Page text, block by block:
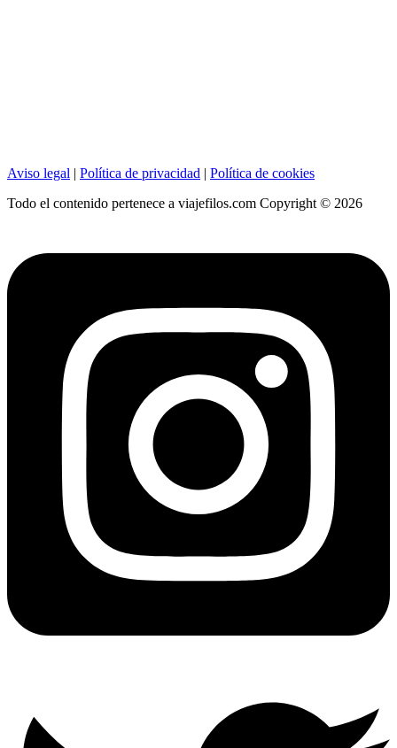
Aviso legal Política de privacidad
Política de cookies
Todo el contenido pertenece a viajefilos.com Copyright © 2026